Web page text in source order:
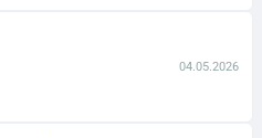
04.05.2026